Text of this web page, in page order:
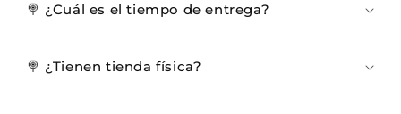
🍭 ¿Cuál es el tiempo de entrega?
🍭 ¿Tienen tienda física?